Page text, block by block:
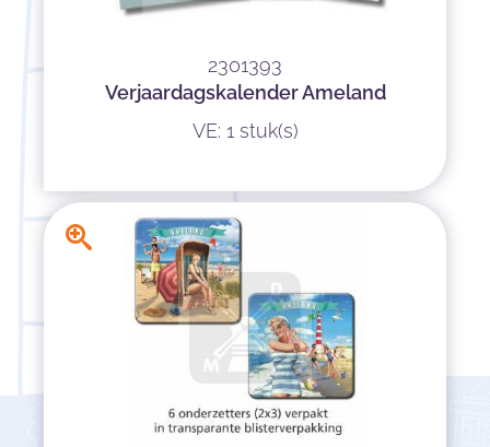
2301393
Verjaardagskalender Ameland
VE: 1 stuk(s)